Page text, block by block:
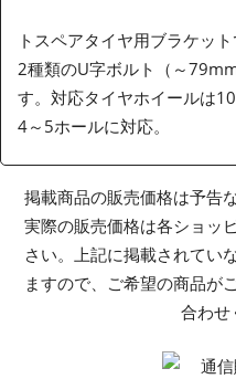
トスペアタイヤ用ブラケット
2種類のU字ボルト（～
す。対応タイヤホイールは
4～5ホールに対応。
掲載商品の販売価格は予告
実際の販売価格は各ショッ
さい。上記に掲載されてい
ますので、ご希望の商品が
合わせ